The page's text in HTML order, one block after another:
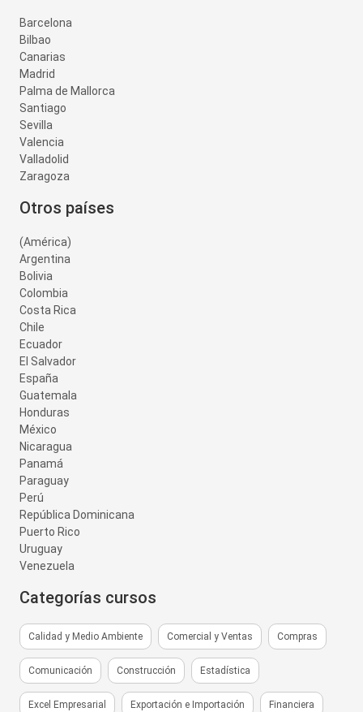
Barcelona
Bilbao
Canarias
Madrid
Palma de Mallorca
Santiago
Sevilla
Valencia
Valladolid
Zaragoza
Otros países
(América)
Argentina
Bolivia
Colombia
Costa Rica
Chile
Ecuador
El Salvador
España
Guatemala
Honduras
México
Nicaragua
Panamá
Paraguay
Perú
República Dominicana
Puerto Rico
Uruguay
Venezuela
Categorías cursos
Calidad y Medio Ambiente Comercial y Ventas Compras
Comunicación Construcción Estadística
Excel Empresarial Exportación e Importación Financiera